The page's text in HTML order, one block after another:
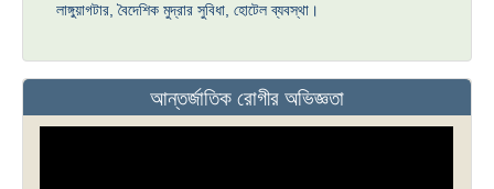
লাঙ্গুয়াগটার, বৈদেশিক মুদ্রার সুবিধা, হোটেল ব্যবস্থা।
আন্তর্জাতিক রোগীর অভিজ্ঞতা